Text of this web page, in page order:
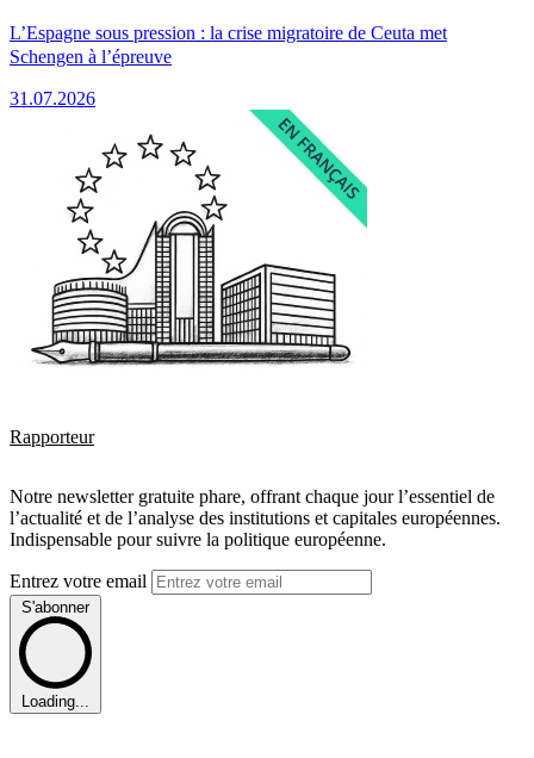
L’Espagne sous pression : la crise migratoire de Ceuta met
Schengen à l’épreuve
31.07.2026
Rapporteur
Notre newsletter gratuite phare, offrant chaque jour l’essentiel de
l’actualité et de l’analyse des institutions et capitales européennes.
Indispensable pour suivre la politique européenne.
Entrez votre email
S'abonner
Loading...